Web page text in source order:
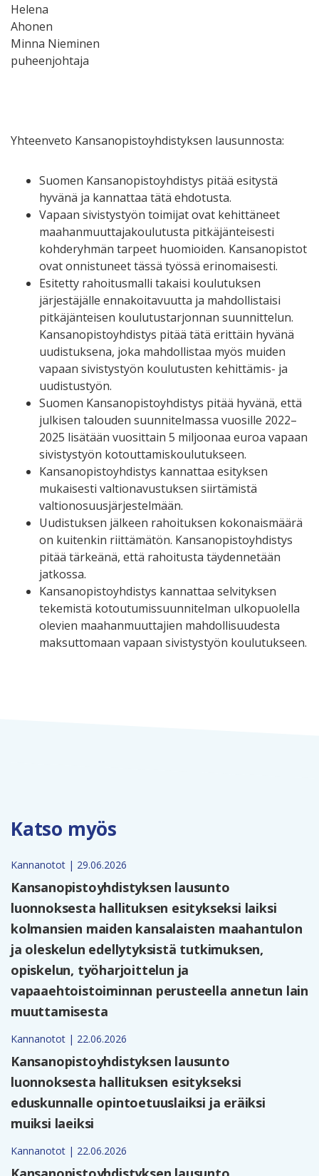
Helena
Ahonen
Minna Nieminen
puheenjohtaja
Yhteenveto Kansanopistoyhdistyksen lausunnosta:
Suomen Kansanopistoyhdistys pitää esitystä
hyvänä ja kannattaa tätä ehdotusta.
Vapaan sivistystyön toimijat ovat kehittäneet
maahanmuuttajakoulutusta pitkäjänteisesti
kohderyhmän tarpeet huomioiden. Kansanopistot
ovat onnistuneet tässä työssä erinomaisesti.
Esitetty rahoitusmalli takaisi koulutuksen
järjestäjälle ennakoitavuutta ja mahdollistaisi
pitkäjänteisen koulutustarjonnan suunnittelun.
Kansanopistoyhdistys pitää tätä erittäin hyvänä
uudistuksena, joka mahdollistaa myös muiden
vapaan sivistystyön koulutusten kehittämis- ja
uudistustyön.
Suomen Kansanopistoyhdistys pitää hyvänä, että
julkisen talouden suunnitelmassa vuosille 2022–
2025 lisätään vuosittain 5 miljoonaa euroa vapaan
sivistystyön kotouttamiskoulutukseen.
Kansanopistoyhdistys kannattaa esityksen
mukaisesti valtionavustuksen siirtämistä
valtionosuusjärjestelmään.
Uudistuksen jälkeen rahoituksen kokonaismäärä
on kuitenkin riittämätön. Kansanopistoyhdistys
pitää tärkeänä, että rahoitusta täydennetään
jatkossa.
Kansanopistoyhdistys kannattaa selvityksen
tekemistä kotoutumissuunnitelman ulkopuolella
olevien maahanmuuttajien mahdollisuudesta
maksuttomaan vapaan sivistystyön koulutukseen.
Katso myös
Kannanotot | 29.06.2026
Kansanopistoyhdistyksen lausunto
luonnoksesta hallituksen esitykseksi laiksi
kolmansien maiden kansalaisten maahantulon
ja oleskelun edellytyksistä tutkimuksen,
opiskelun, työharjoittelun ja
vapaaehtoistoiminnan perusteella annetun lain
muuttamisesta
Kannanotot | 22.06.2026
Kansanopistoyhdistyksen lausunto
luonnoksesta hallituksen esitykseksi
eduskunnalle opintoetuuslaiksi ja eräiksi
muiksi laeiksi
Kannanotot | 22.06.2026